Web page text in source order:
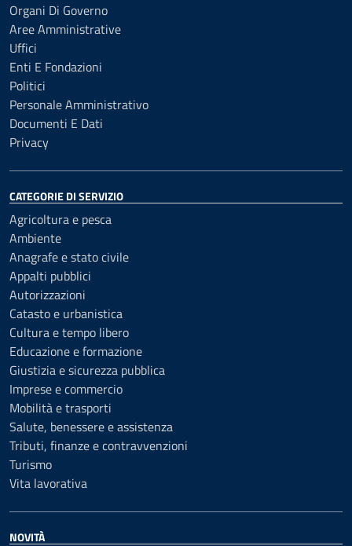
Organi Di Governo
Aree Amministrative
Uffici
Enti E Fondazioni
Politici
Personale Amministrativo
Documenti E Dati
Privacy
CATEGORIE DI SERVIZIO
Agricoltura e pesca
Ambiente
Anagrafe e stato civile
Appalti pubblici
Autorizzazioni
Catasto e urbanistica
Cultura e tempo libero
Educazione e formazione
Giustizia e sicurezza pubblica
Imprese e commercio
Mobilità e trasporti
Salute, benessere e assistenza
Tributi, finanze e contravvenzioni
Turismo
Vita lavorativa
NOVITÀ